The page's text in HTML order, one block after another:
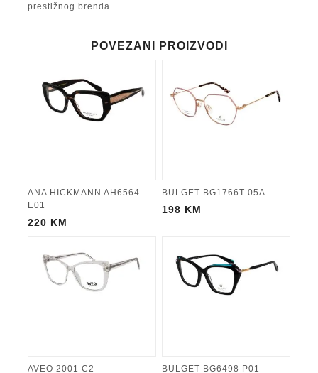
prestižnog brenda.
POVEZANI PROIZVODI
ANA HICKMANN AH6564
E01
220 KM
BULGET BG1766T 05A
198 KM
AVEO 2001 C2 BULGET BG6498 P01